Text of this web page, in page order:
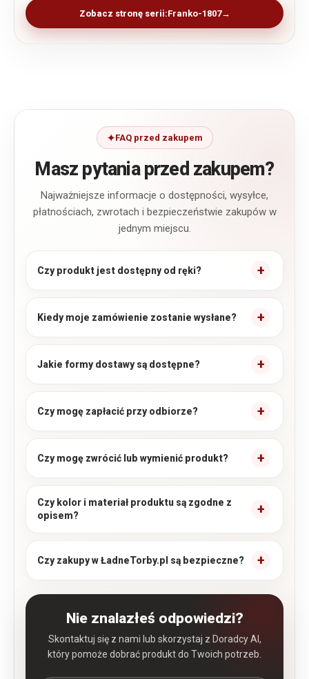
Zobacz stronę serii:Franko-1807
FAQ przed zakupem
Masz pytania przed zakupem?
Najważniejsze informacje o dostępności, wysyłce,
płatnościach, zwrotach i bezpieczeństwie zakupów w
jednym miejscu.
Czy produkt jest dostępny od ręki?
Kiedy moje zamówienie zostanie wysłane?
Jakie formy dostawy są dostępne?
Czy mogę zapłacić przy odbiorze?
Czy mogę zwrócić lub wymienić produkt?
Czy kolor i materiał produktu są zgodne z
opisem?
Czy zakupy w ŁadneTorby.pl są bezpieczne?
Nie znalazłeś odpowiedzi?
Skontaktuj się z nami lub skorzystaj z Doradcy AI,
który pomoże dobrać produkt do Twoich potrzeb.